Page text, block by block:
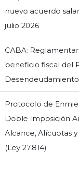
nuevo acuerdo
julio 2026
CABA:
beneficio fiscal del
Protocolo de
Doble Imposición
Alcance, Alícuotas
(Ley 27.814)